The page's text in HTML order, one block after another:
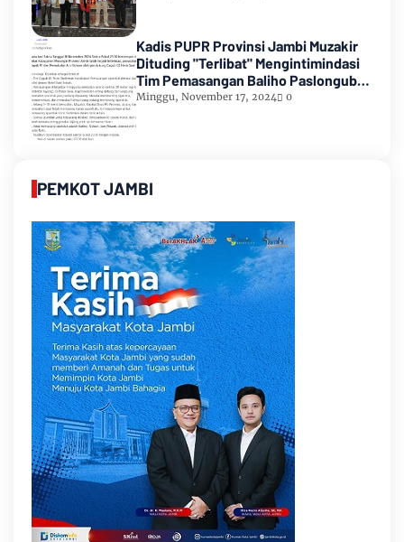
Kadis PUPR Provinsi Jambi Muzakir
Dituding "Terlibat" Mengintimindasi
Tim Pemasangan Baliho Paslongub
Romi-Sudirman
Minggu, November 17, 2024 0
PEMKOT JAMBI